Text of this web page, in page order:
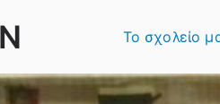
Το σχολείο